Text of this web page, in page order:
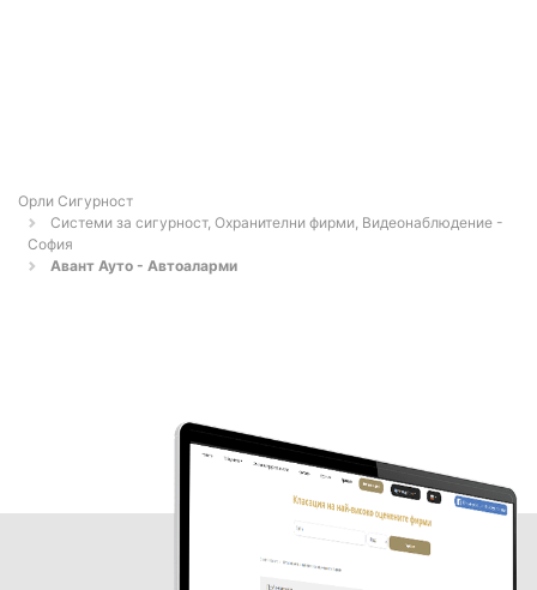
Орли Сигурност
Системи за сигурност, Охранителни фирми, Видеонаблюдение -
София
Авант Ауто - Автоаларми